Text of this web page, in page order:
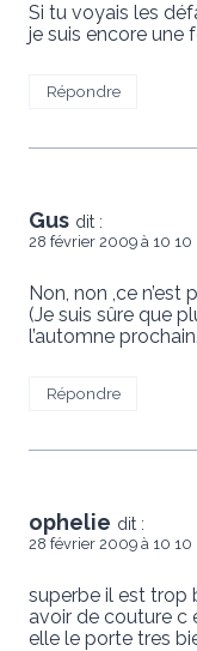
Si tu voyais les
je suis encore une
Répondre
Gus dit :
28 février 2009 à 10 10
Non, non ,ce n’est
(Je suis sûre que
l’automne
Répondre
ophelie dit :
28 février 2009 à 10 10
superbe il est trop
avoir de couture c
elle le porte tres